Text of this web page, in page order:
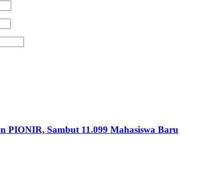
PIONIR, Sambut 11.099 Mahasiswa Baru